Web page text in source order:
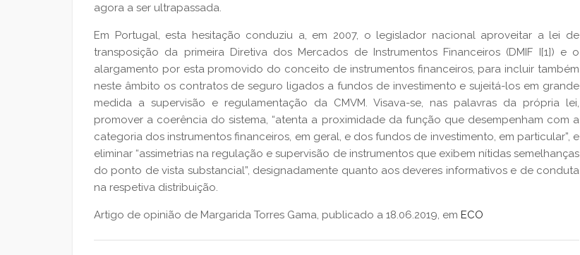
agora a ser ultrapassada.
Em Portugal, esta hesitação conduziu a, em 2007, o legislador nacional aproveitar a lei de
transposição da primeira Diretiva dos Mercados de Instrumentos Financeiros (DMIF I[1]) e o
alargamento por esta promovido do conceito de instrumentos financeiros, para incluir também
neste âmbito os contratos de seguro ligados a fundos de investimento e sujeitá-los em grande
medida a supervisão e regulamentação da CMVM. Visava-se, nas palavras da própria lei,
promover a coerência do sistema, “atenta a proximidade da função que desempenham com a
categoria dos instrumentos financeiros, em geral, e dos fundos de investimento, em particular”, e
eliminar “assimetrias na regulação e supervisão de instrumentos que exibem nítidas semelhanças
do ponto de vista substancial”, designadamente quanto aos deveres informativos e de conduta
na respetiva distribuição.
Artigo de opinião de Margarida Torres Gama, publicado a 18.06.2019, em ECO